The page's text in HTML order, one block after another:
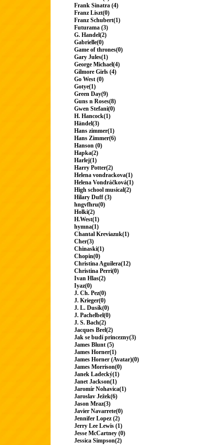
Frank Sinatra (4)
Franz Liszt(0)
Franz Schubert(1)
Futurama (3)
G. Handel(2)
Gabrielle(0)
Game of thrones(0)
Gary Jules(1)
George Michael(4)
Gilmore Girls (4)
Go West (0)
Gotye(1)
Green Day(9)
Guns n Roses(8)
Gwen Stefani(0)
H. Hancock(1)
Händel(3)
Hans zimmer(1)
Hans Zimmer(6)
Hanson (0)
Hapka(2)
Harlej(1)
Harry Potter(2)
Helena vondrackova(1)
Helena Vondráčková(1)
High school musical(2)
Hilary Duff (3)
hngvfhru(0)
Holki(2)
H.West(1)
hymna(1)
Chantal Kreviazuk(1)
Cher(3)
Chinaski(1)
Chopin(0)
Christina Aguilera(12)
Christina Perri(0)
Ivan Hlas(2)
Iyaz(0)
J. Ch. Pez(0)
J. Krieger(0)
J. L. Dusík(0)
J. Pachelbel(0)
J. S. Bach(2)
Jacques Brel(2)
Jak se budí princezny(3)
James Blunt (5)
James Horner(1)
James Horner (Avatar)(0)
James Morrison(0)
Janek Ladecký(1)
Janet Jackson(1)
Jaromír Nohavica(1)
Jaroslav Ježek(6)
Jason Mraz(3)
Javier Navarrete(0)
Jennifer Lopez (2)
Jerry Lee Lewis (1)
Jesse McCartney (0)
Jessica Simpson(2)